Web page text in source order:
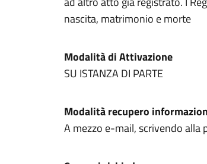
nascita, matrimonio e morte
Modalità di Attivazione
SU ISTANZA DI PARTE
Modalità recupero
A mezzo e-mail, scrivendo alla